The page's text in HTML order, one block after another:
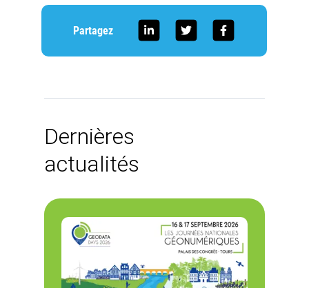
Partagez
Dernières
actualités